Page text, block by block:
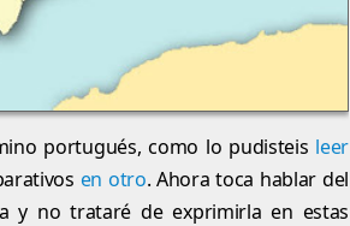
portugués, como lo pudisteis leer
en otro. Ahora toca hablar del
y no trataré de exprimirla en estas